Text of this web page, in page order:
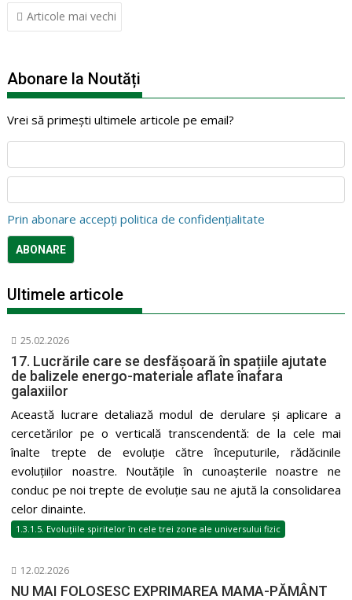
Navigare
în
Articole mai vechi
Abonare la Noutăți
Vrei să primești ultimele articole pe email?
Prin abonare accepți politica de confidențialitate
Ultimele articole
25.02.2026
17. Lucrările care se desfășoară în spațiile ajutate
de balizele energo-materiale aflate înafara
galaxiilor
Această lucrare detaliază modul de derulare și aplicare a
cercetărilor pe o verticală transcendentă: de la cele mai
înalte trepte de evoluție către începuturile, rădăcinile
evoluțiilor noastre. Noutățile în cunoașterile noastre ne
conduc pe noi trepte de evoluție sau ne ajută la consolidarea
celor dinainte.
1.3.1.5. Evoluțiile spiritelor în cele trei zone ale universului fizic
12.02.2026
NU MAI FOLOSESC EXPRIMAREA MAMA-PĂMÂNT